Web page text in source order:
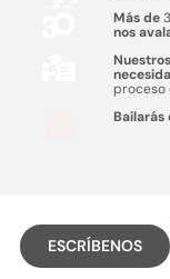
Más de
nos
proceso
Bailarás
ESCRÍBENOS